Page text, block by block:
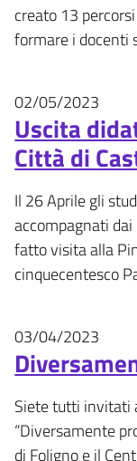
creato 13
formare i docenti
02/05/2023
Uscita
Città di
Il 26 Aprile gli
accompagnati
fatto visita alla
cinquecentesco
03/04/2023
Siete tutti invitati
“Diversamente
di Foligno e il